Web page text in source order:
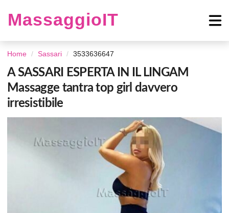
MassaggioIT
Home Sassari 3533636647
A SASSARI ESPERTA IN IL LINGAM
Massagge tantra top girl davvero
irresistibile